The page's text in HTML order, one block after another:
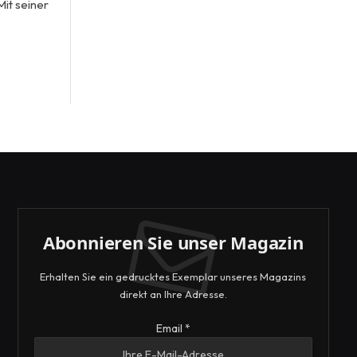
seiner
Abonnieren Sie unser Magazin
Erhalten Sie ein gedrucktes Exemplar unseres Magazins
direkt an Ihre Adresse.
Email
Email *